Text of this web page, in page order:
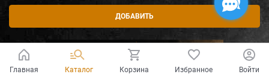
ДОБАВИТЬ
Скидка 750 руб.
Главная Каталог Корзина Избранное Войти